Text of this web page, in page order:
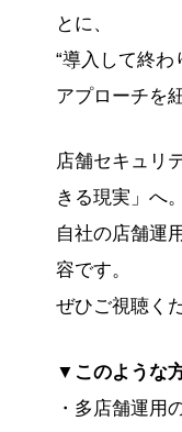
とに、
“導入して終わ
アプローチを
店舗セキュリ
きる現実」へ。
自社の店舗運
容です。
ぜひご視聴く
▼このような
・多店舗運用